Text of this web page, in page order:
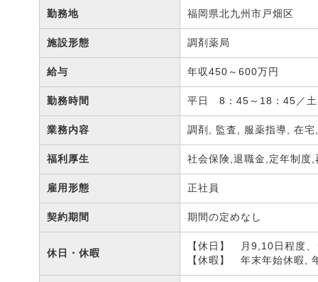
勤務地 福岡県北九州市戸畑区
施設形態 調剤薬局
給与 年収450～600万円
勤務時間 平日 8：45～18：45／
業務内容 調剤, 監査, 服薬指導, 在
福利厚生 社会保険,退職金,定年制度
雇用形態 正社員
契約期間 期間の定めなし
休日・休暇
【休日】 月9,10日程度
【休暇】 年末年始休暇,